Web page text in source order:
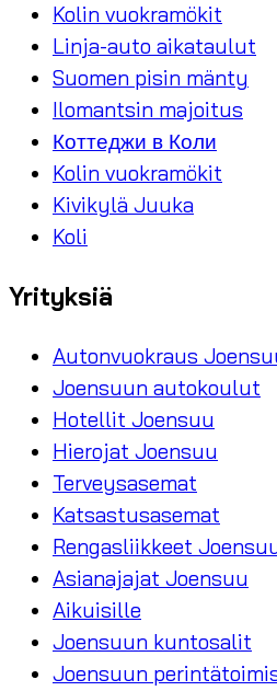
Kolin vuokramökit
Linja-auto aikataulut
Suomen pisin mänty
Ilomantsin majoitus
Коттеджи в Коли
Kolin vuokramökit
Kivikylä Juuka
Koli
Yrityksiä
Autonvuokraus
Joensuun autokoulut
Hotellit Joensuu
Hierojat Joensuu
Terveysasemat
Katsastusasemat
Rengasliikkeet
Asianajajat Joensuu
Aikuisille
Joensuun kuntosalit
Joensuun